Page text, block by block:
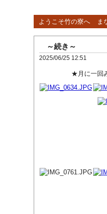
ようこそ竹の寮へ ま
～続き～
2025/06/25 12:51
★月に一回みんな
★クッキ